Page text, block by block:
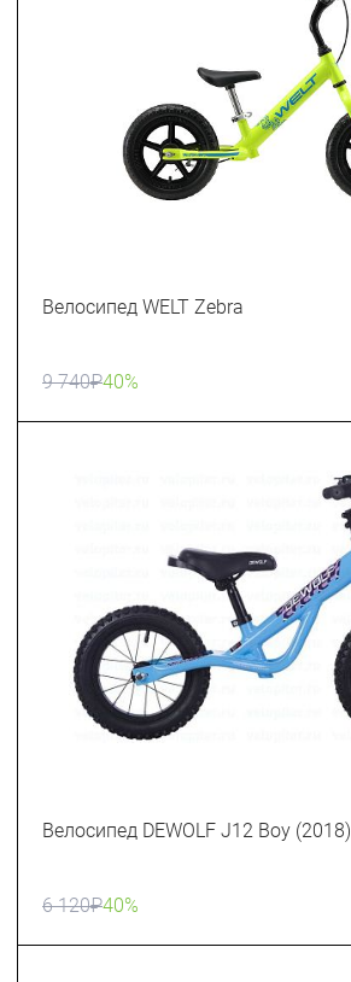
Велосипед WELT Zebra
9 740₽40%
Велосипед DEWOLF J12 Boy (2018)
6 120₽40%